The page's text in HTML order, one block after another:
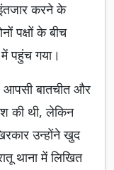
करने के
पक्षों के बीच
पहुंच गया।
आपसी बातचीत और
की थी, लेकिन
उन्होंने खुद
थाना में लिखित